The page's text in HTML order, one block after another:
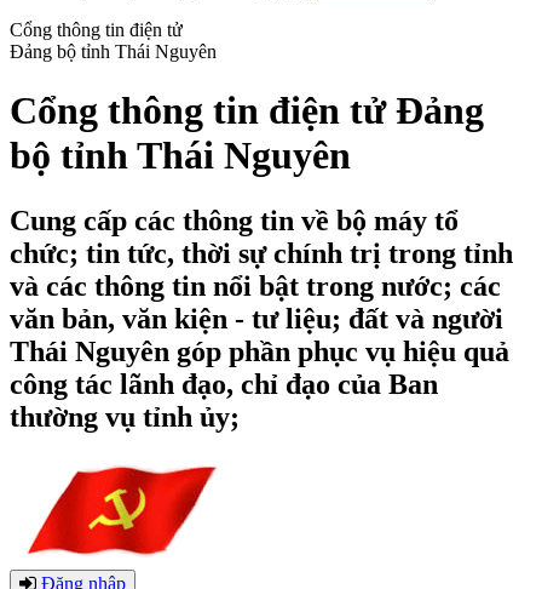
Cổng thông tin điện tử
Đảng bộ tỉnh Thái Nguyên
Cổng thông tin điện tử Đảng
bộ tỉnh Thái Nguyên
Cung cấp các thông tin về bộ máy tổ
chức; tin tức, thời sự chính trị trong tỉnh
và các thông tin nổi bật trong nước; các
văn bản, văn kiện - tư liệu; đất và người
Thái Nguyên góp phần phục vụ hiệu quả
công tác lãnh đạo, chỉ đạo của Ban
thường vụ tỉnh ủy;
Đăng nhập